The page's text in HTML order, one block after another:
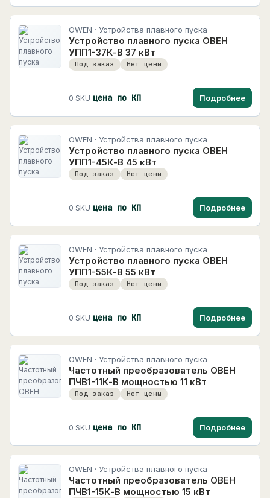
OWEN · Устройства плавного пуска
Устройство плавного пуска ОВЕН
УПП1-37К-В 37 кВт
Под заказ Нет цены
0 SKU цена по КП Подробнее
OWEN · Устройства плавного пуска
Устройство плавного пуска ОВЕН
УПП1-45К-В 45 кВт
Под заказ Нет цены
0 SKU цена по КП Подробнее
OWEN · Устройства плавного пуска
Устройство плавного пуска ОВЕН
УПП1-55К-В 55 кВт
Под заказ Нет цены
0 SKU цена по КП Подробнее
OWEN · Устройства плавного пуска
Частотный преобразователь ОВЕН
ПЧВ1-11К-В мощностью 11 кВт
Под заказ Нет цены
0 SKU цена по КП Подробнее
OWEN · Устройства плавного пуска
Частотный преобразователь ОВЕН
ПЧВ1-15К-В мощностью 15 кВт